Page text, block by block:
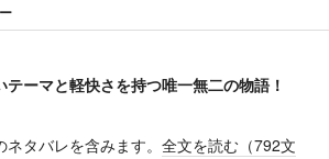
ーマと軽快さを持つ唯一無二の物語！
タバレを含みます。 全文を読む（792文